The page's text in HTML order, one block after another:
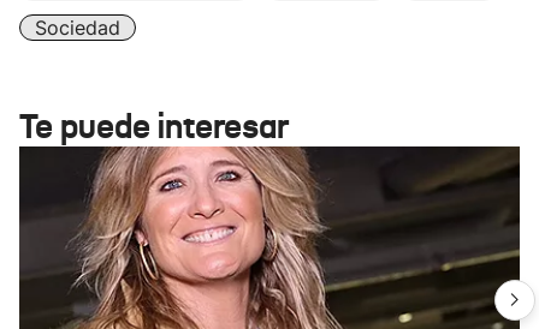
Sociedad
Te puede interesar